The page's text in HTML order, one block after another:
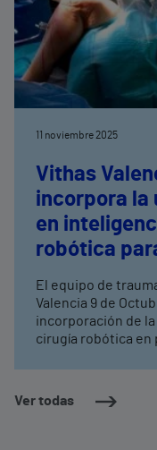
Ver todas
11 noviembre 2025
Vithas
incorpora la
en
robótica
rodilla
El equipo de
Valencia 9 de
incorporación de
cirugía robótica en
la cirugía, para
quirúrgica, reducir